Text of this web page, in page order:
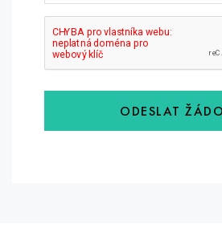
ODESLAT